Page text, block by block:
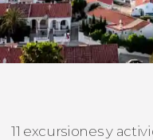
11 excursiones y